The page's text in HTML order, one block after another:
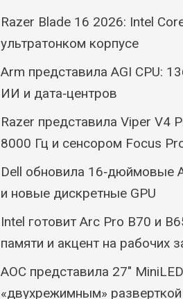
Razer Blade 16 2026: Intel
ультратонком корпусе
Arm представила AGI CPU:
ИИ и дата‑центров
Razer представила Viper V4
8000 Гц и сенсором Focus
Dell обновила 16‑дюймовые
и новые дискретные GPU
Intel готовит Arc Pro B70 и
памяти и акцент на рабочих
AOC представила 27″
«двухрежимным»